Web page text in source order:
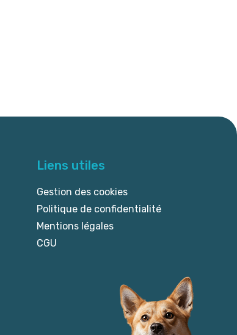
Liens utiles
Gestion des cookies
Politique de confidentialité
Mentions légales
CGU